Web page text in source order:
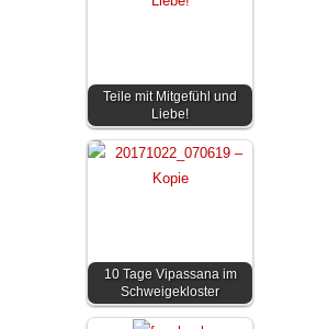
Teile mit Mitgefühl und
Liebe!
10 Tage Vipassana im
Schweigekloster